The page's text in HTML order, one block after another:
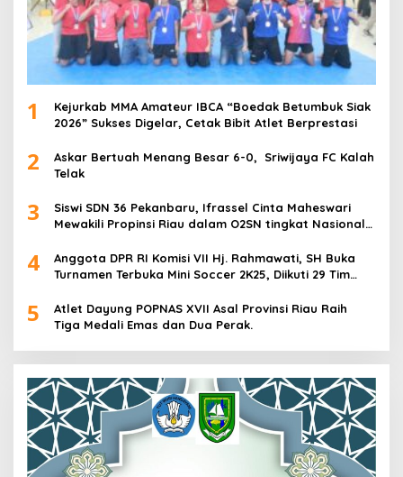
1
Kejurkab MMA Amateur IBCA “Boedak Betumbuk Siak
2026” Sukses Digelar, Cetak Bibit Atlet Berprestasi
2
Askar Bertuah Menang Besar 6-0, Sriwijaya FC Kalah
Telak
3
Siswi SDN 36 Pekanbaru, Ifrassel Cinta Maheswari
Mewakili Propinsi Riau dalam O2SN tingkat Nasional
4
Anggota DPR RI Komisi VII Hj. Rahmawati, SH Buka
Turnamen Terbuka Mini Soccer 2K25, Diikuti 29 Tim
5
Atlet Dayung POPNAS XVII Asal Provinsi Riau Raih
Tiga Medali Emas dan Dua Perak.